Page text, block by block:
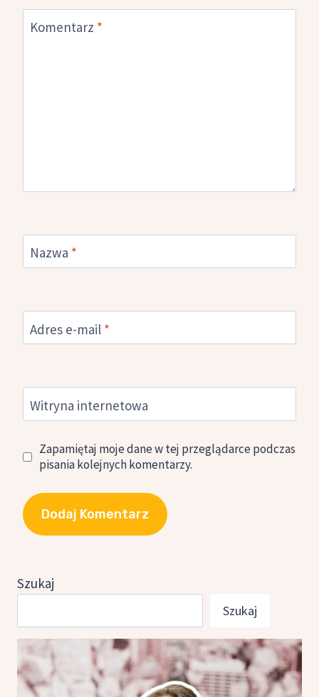
Komentarz *
Nazwa *
Adres e-mail *
Witryna internetowa
Zapamiętaj moje dane w tej przeglądarce podczas
pisania kolejnych komentarzy.
Szukaj
Szukaj